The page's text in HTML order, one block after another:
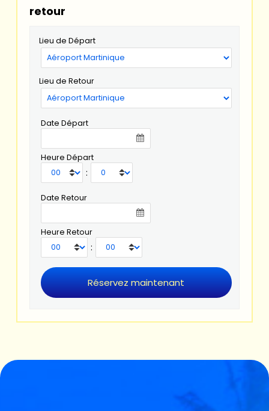
retour
Lieu de Départ
Lieu de Retour
Date Départ
Heure Départ
:
Date Retour
Heure Retour
: